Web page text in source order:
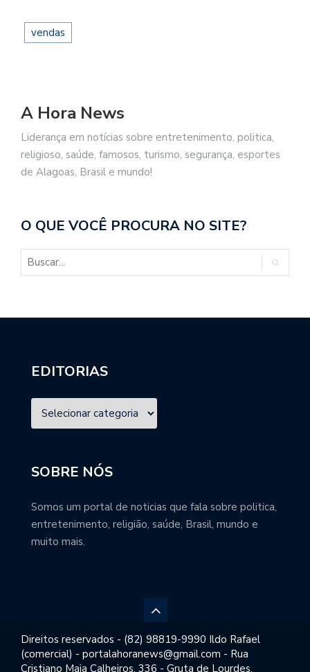
vendas
A Hora News
Liderança em notícias sobre entretenimento, politica,
religioso, saúde, famosos, turismo, segurança, esportes
de Alagoas, Brasil e mundo!
O QUE VOCÊ PROCURA NO SITE?
EDITORIAS
SOBRE NÓS
Somos um portal de noticias que fala sobre politica,
entretenimento, religião, saúde, Brasil, mundo e
muito mais.
Direitos reservados - (82) 98819-9990 Ildo Rafael
(comercial) - portalahoranews@gmail.com - Rua
Cristiano Maia Calheiros, 336 - Gruta de Lourdes,